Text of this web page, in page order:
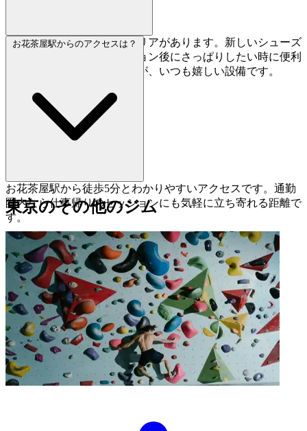
はい、フットウォッシュエリアがあります。新しいシューズ
の慣らし運転後や、セッション後にさっぱりしたい時に便利
です。小さなポイントですが、いつも嬉しい設備です。
お花茶屋駅からのアクセスは？
お花茶屋駅から徒歩5分とわかりやすいアクセスです。通勤
圏内なら仕事帰りのセッションにも気軽に立ち寄れる距離で
す。
東京のその他のジム